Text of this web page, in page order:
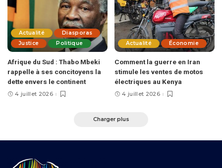
Actualité
Diasporas
Justice
Politique
Afrique du Sud : Thabo Mbeki
rappelle à ses concitoyens la
dette envers le continent
4 juillet 2026
Actualité Économie
Comment la guerre en Iran
stimule les ventes de motos
électriques au Kenya
4 juillet 2026
Charger plus